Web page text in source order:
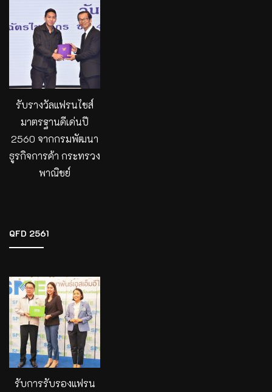
รับรางวัลแฟรนไชส์
มาตรฐานดีเด่นปี
2560 จากกรมพัฒนา
ธูรกิจการค้า กระทรวง
พาณิชย์
QFD 2561
รับการรับรองแฟรน